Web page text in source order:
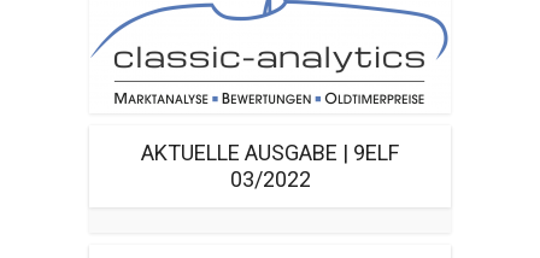
AKTUELLE AUSGABE | 9ELF
03/2022